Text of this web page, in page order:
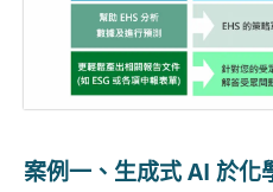
案例一、生成式 AI 於化